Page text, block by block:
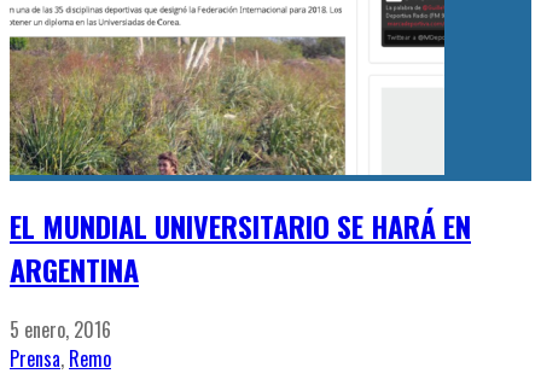
EL MUNDIAL UNIVERSITARIO SE HARÁ EN
ARGENTINA
5 enero, 2016
Prensa, Remo